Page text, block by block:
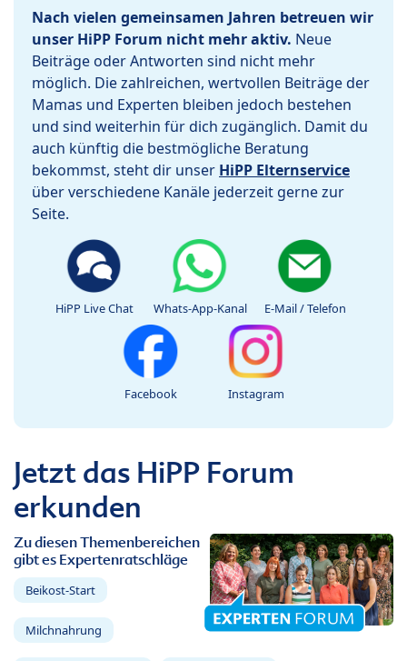
Nach vielen gemeinsamen Jahren betreuen wir
unser HiPP Forum nicht mehr aktiv. Neue
Beiträge oder Antworten sind nicht mehr
möglich. Die zahlreichen, wertvollen Beiträge der
Mamas und Experten bleiben jedoch bestehen
und sind weiterhin für dich zugänglich. Damit du
auch künftig die bestmögliche Beratung
bekommst, steht dir unser HiPP Elternservice
über verschiedene Kanäle jederzeit gerne zur
Seite.
HiPP Live Chat Whats-App-Kanal E-Mail / Telefon
Facebook Instagram
Jetzt das HiPP Forum
erkunden
Zu diesen Themenbereichen
gibt es Expertenratschläge
Beikost-Start
Milchnahrung